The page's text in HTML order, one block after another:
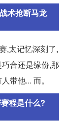
术抢断马龙
,太记忆深刻了,
合还是缘份,那
带他... 而。
程是什么?